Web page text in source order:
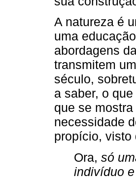
A natureza é
uma
abordagens
transmitem
século,
a saber, o
que se
necessidade
propício, visto
Ora, só
indivíduo